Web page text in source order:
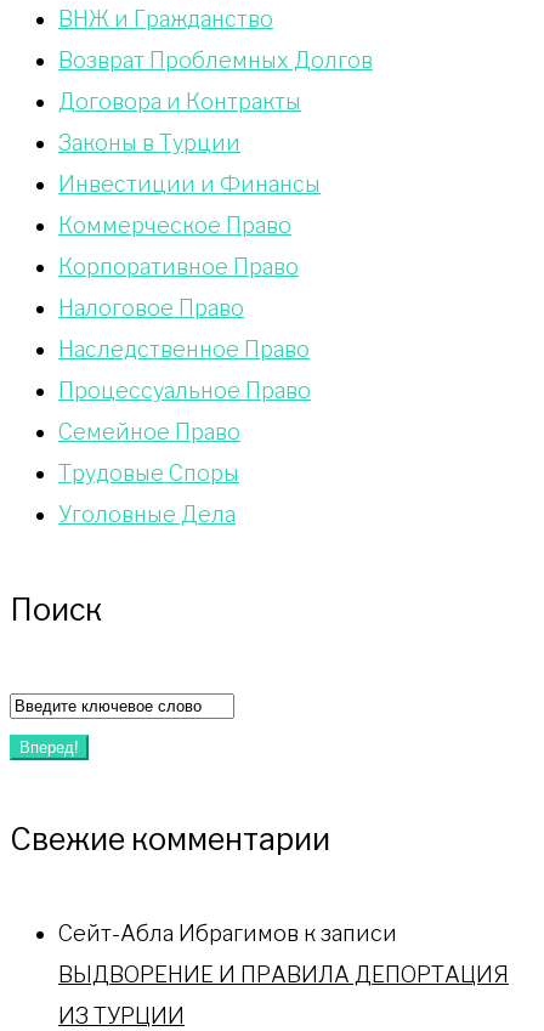
ВНЖ и Гражданство
Возврат Проблемных Долгов
Договора и Контракты
Законы в Турции
Инвестиции и Финансы
Коммерческое Право
Корпоративное Право
Налоговое Право
Наследственное Право
Процессуальное Право
Сeмейное Право
Трудовые Споры
Уголовные Дела
Поиск
Искать:
Вперед!
Свежие комментарии
Сейт-Абла Ибрагимов к записи
ВЫДВОРЕНИЕ И ПРАВИЛА ДЕПОРТАЦИЯ
ИЗ ТУРЦИИ